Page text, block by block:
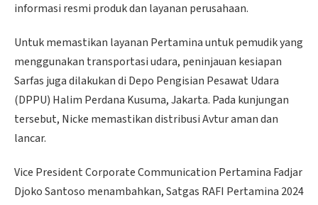
informasi resmi produk dan layanan perusahaan.
Untuk memastikan layanan Pertamina untuk pemudik yang
menggunakan transportasi udara, peninjauan kesiapan
Sarfas juga dilakukan di Depo Pengisian Pesawat Udara
(DPPU) Halim Perdana Kusuma, Jakarta. Pada kunjungan
tersebut, Nicke memastikan distribusi Avtur aman dan
lancar.
Vice President Corporate Communication Pertamina Fadjar
Djoko Santoso menambahkan, Satgas RAFI Pertamina 2024